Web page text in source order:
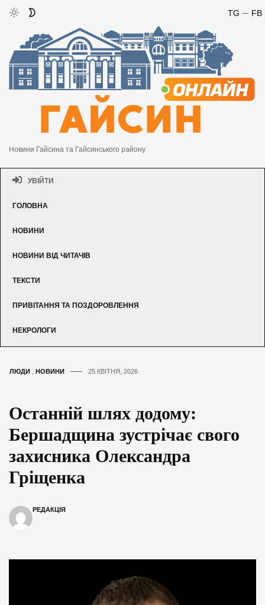
FB
TG
Новини Гайсина та Гайсинського району
УВІЙТИ
ГОЛОВНА
НОВИНИ
НОВИНИ ВІД ЧИТАЧІВ
ТЕКСТИ
ПРИВІТАННЯ ТА ПОЗДОРОВЛЕННЯ
НЕКРОЛОГИ
ЛЮДИ НОВИНИ 25 КВІТНЯ, 2026
Останній шлях додому:
Бершадщина зустрічає свого
захисника Олександра
Гріщенка
РЕДАКЦІЯ